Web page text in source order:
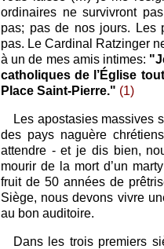
ordinaires ne survivront
pas; pas de nos jours. Les
pas. Le Cardinal Ratzinger
à un de mes amis intimes:
catholiques de l’Église
Place Saint-Pierre." (1)
Les apostasies massives
des pays naguère
attendre - et je dis bien,
mourir de la mort d’un
fruit de 50 années de
Siège, nous devons vivre
au bon auditoire.
Dans les trois premiers